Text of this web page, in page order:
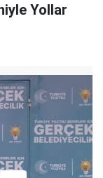
Yollar